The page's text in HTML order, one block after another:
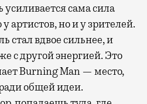
сама сила
артистов, но и у зрителей.
стал вдвое сильнее, и
с другой энергией. Это
Burning Man — место,
общей идеи.